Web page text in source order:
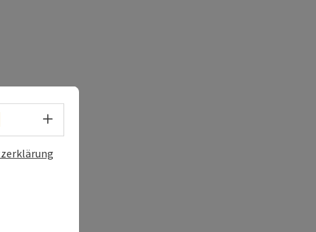
Sprachwahl - Menü öffnen